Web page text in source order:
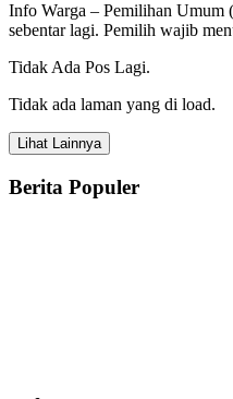
Info Warga – Pemilihan Umum
sebentar lagi. Pemilih wajib
Tidak Ada Pos Lagi.
Tidak ada laman yang di load.
Lihat Lainnya
Berita Populer